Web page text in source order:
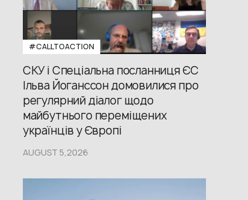
#CALLTOACTION
СКУ і Спеціальна посланниця ЄС
Ільва Йоганссон домовилися про
регулярний діалог щодо
майбутнього переміщених
українців у Європі
AUGUST 5,2026